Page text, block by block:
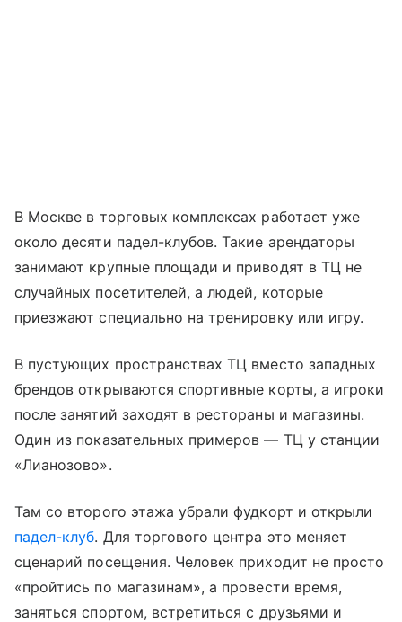
В Москве в торговых комплексах работает уже
около десяти падел-клубов. Такие арендаторы
занимают крупные площади и приводят в ТЦ не
случайных посетителей, а людей, которые
приезжают специально на тренировку или игру.
В пустующих пространствах ТЦ вместо западных
брендов открываются спортивные корты, а игроки
после занятий заходят в рестораны и магазины.
Один из показательных примеров — ТЦ у станции
«Лианозово».
Там со второго этажа убрали фудкорт и открыли
падел-клуб. Для торгового центра это меняет
сценарий посещения. Человек приходит не просто
«пройтись по магазинам», а провести время,
заняться спортом, встретиться с друзьями и